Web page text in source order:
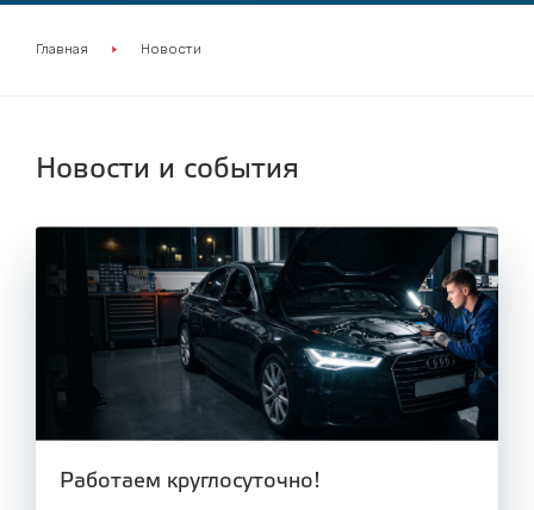
Главная Новости
Новости и события
Работаем круглосуточно!